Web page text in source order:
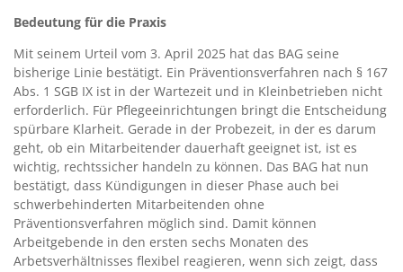
Bedeutung für die Praxis
Mit seinem Urteil vom 3. April 2025 hat das BAG seine
bisherige Linie bestätigt. Ein Präventionsverfahren nach § 167
Abs. 1 SGB IX ist in der Wartezeit und in Kleinbetrieben nicht
erforderlich. Für Pflegeeinrichtungen bringt die Entscheidung
spürbare Klarheit. Gerade in der Probezeit, in der es darum
geht, ob ein Mitarbeitender dauerhaft geeignet ist, ist es
wichtig, rechtssicher handeln zu können. Das BAG hat nun
bestätigt, dass Kündigungen in dieser Phase auch bei
schwerbehinderten Mitarbeitenden ohne
Präventionsverfahren möglich sind. Damit können
Arbeitgebende in den ersten sechs Monaten des
Arbetsverhältnisses flexibel reagieren, wenn sich zeigt, dass